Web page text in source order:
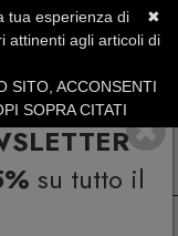
su tutto il
Agosto
✖
tua esperienza di
attinenti agli articoli di
SITO, ACCONSENTI
SOPRA CITATI